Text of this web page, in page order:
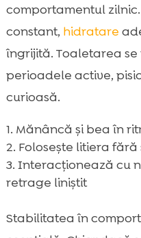
comportamentul
constant, hidratare
îngrijită. Toaletarea
perioadele active,
curioasă.
Mănâncă și bea în
Folosește litiera
Interacționează cu
retrage liniștit
Stabilitatea în